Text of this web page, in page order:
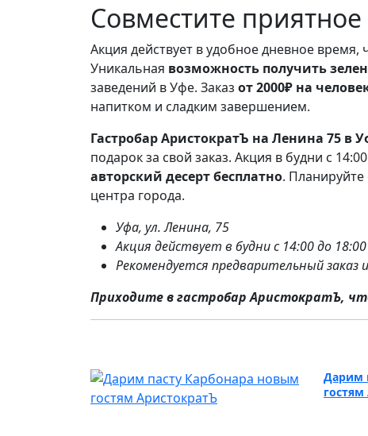
Совместите
Акция действует в удобное дневное
Уникальная возможность получить
заведений в Уфе. Заказ от 2000₽ на
напитком и сладким завершением.
Гастробар АристократЪ на Ленина 75 в
подарок за свой заказ. Акция в будни с
авторский десерт бесплатно.
центра города.
Уфа, ул. Ленина, 75
Акция действует в будни с 14:00 до 18:00
Рекомендуется предварительный заказ
Приходите в гастробар АристократЪ,
Дарим